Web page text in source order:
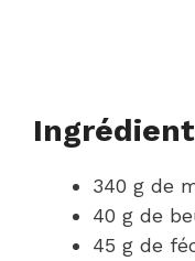
340 g de
40 g de
45 g de